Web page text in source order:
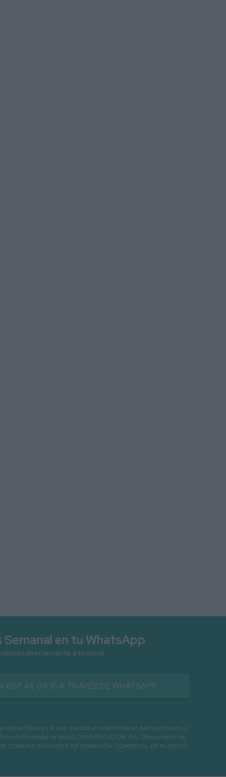
Semanal en tu WhatsApp
directamente a tu móvil
607 48 09 16 A TRAVÉS DE WHATSAPP
físicas en lo que respecta al tratamiento de datos personales y
titularidad de MIJAS COMUNICACIÓN, S.A., (Responsable de
COMUNICACIONES E INFORMACIÓN COMERCIAL DE NUESTRO